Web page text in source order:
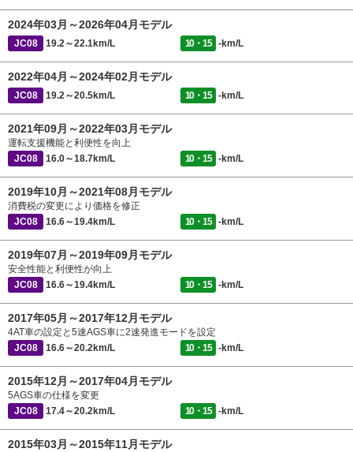
2024年03月～2026年04月モデル
JC08 19.2～22.1km/L 10・15 -km/L
2022年04月～2024年02月モデル
JC08 19.2～20.5km/L 10・15 -km/L
2021年09月～2022年03月モデル
運転支援機能と利便性を向上
JC08
16.0～18.7km/L 10・15 -km/L
2019年10月～2021年08月モデル
消費税の変更により価格を修正
JC08
16.6～19.4km/L 10・15 -km/L
2019年07月～2019年09月モデル
安全性能と利便性が向上
JC08
16.6～19.4km/L 10・15 -km/L
2017年05月～2017年12月モデル
4AT車の設定と5速AGS車に2速発進モードを設定
JC08
16.6～20.2km/L 10・15 -km/L
2015年12月～2017年04月モデル
5AGS車の仕様を変更
JC08
17.4～20.2km/L 10・15 -km/L
2015年03月～2015年11月モデル